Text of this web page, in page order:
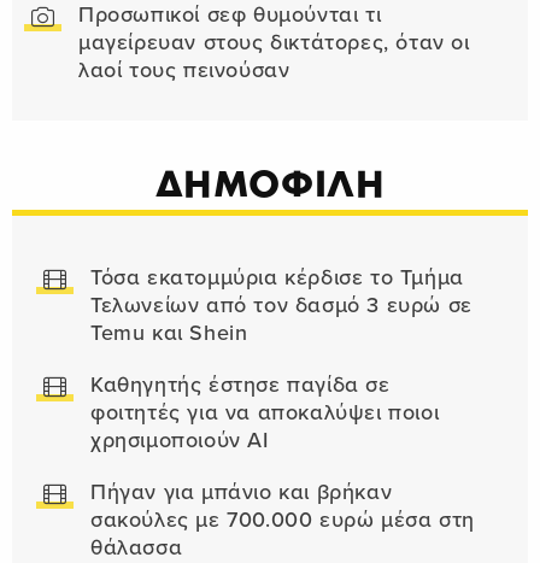
Προσωπικοί σεφ θυμούνται τι
μαγείρευαν στους δικτάτορες, όταν οι
λαοί τους πεινούσαν
ΔΗΜΟΦΙΛΗ
Τόσα εκατομμύρια κέρδισε το Τμήμα
Τελωνείων από τον δασμό 3 ευρώ σε
Temu και Shein
Καθηγητής έστησε παγίδα σε
φοιτητές για να αποκαλύψει ποιοι
χρησιμοποιούν AI
Πήγαν για μπάνιο και βρήκαν
σακούλες με 700.000 ευρώ μέσα στη
θάλασσα